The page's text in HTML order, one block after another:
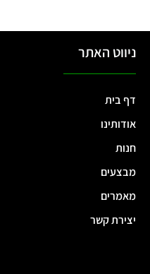
ניווט האתר
דף בית
אודותינו
חנות
מבצעים
מאמרים
יצירת קשר